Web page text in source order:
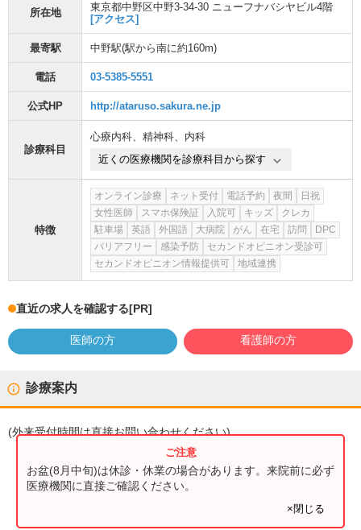
所在地
東京都中野区中野3-34-30 ニューフナバシヤビル4階
[アクセス]
最寄駅 中野駅(駅から南に約160m)
電話 03-5385-5551
公式HP http://ataruso.sakura.ne.jp
診療科目
心療内科、 精神科、 内科
近くの医療機関を診療科目から探す
特徴
オンライン診療 ネット受付 電話予約 夜間
日祝
女性医師
スマホ保険証 入院可 キッズ
クレカ
駐車場
英語 外国語 大病院 がん 在宅 訪問
DPC
バリアフリー
感染予防
セカンドオピニオン受診可
セカンドオピニオン情報提供可
地域連携
直近の求人を確認する[PR]
医師の方 看護師の方
診療案内
(外来受付時間は直接お問い合わせください)
お盆(8月中旬)は休診・休業の場合があります。来院前に必ず
医療機関に直接ご確認ください。
×閉じる